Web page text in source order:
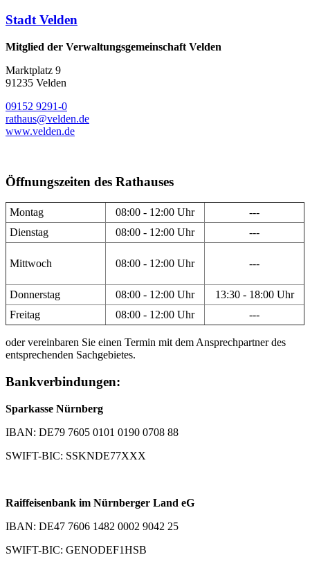
Stadt Velden
Mitglied der Verwaltungsgemeinschaft Velden
Marktplatz 9
91235 Velden
09152 9291-0
rathaus@velden.de
www.velden.de
Öffnungszeiten des Rathauses
Montag 08:00 - 12:00 Uhr
---
Dienstag
08:00 - 12:00 Uhr ---
Mittwoch 08:00 - 12:00 Uhr ---
Donnerstag 08:00 - 12:00 Uhr
13:30 - 18:00 Uhr
Freitag
08:00 - 12:00 Uhr ---
oder vereinbaren Sie einen Termin mit dem Ansprechpartner des
entsprechenden Sachgebietes.
Bankverbindungen:
Sparkasse Nürnberg
IBAN: DE79 7605 0101 0190 0708 88
SWIFT-BIC: SSKNDE77XXX
Raiffeisenbank im Nürnberger Land eG
IBAN: DE47 7606 1482 0002 9042 25
SWIFT-BIC: GENODEF1HSB